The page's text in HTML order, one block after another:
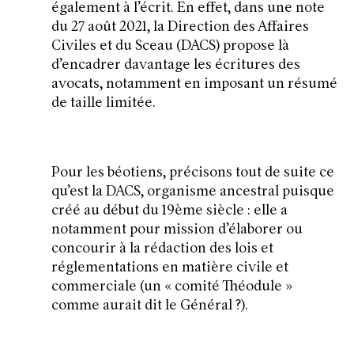
également à l’écrit. En effet, dans une note
du 27 août 2021, la Direction des Affaires
Civiles et du Sceau (DACS) propose là
d’encadrer davantage les écritures des
avocats, notamment en imposant un résumé
de taille limitée.
Pour les béotiens, précisons tout de suite ce
qu’est la DACS, organisme ancestral puisque
créé au début du 19ème siècle : elle a
notamment pour mission d’élaborer ou
concourir à la rédaction des lois et
réglementations en matière civile et
commerciale (un « comité Théodule »
comme aurait dit le Général ?).